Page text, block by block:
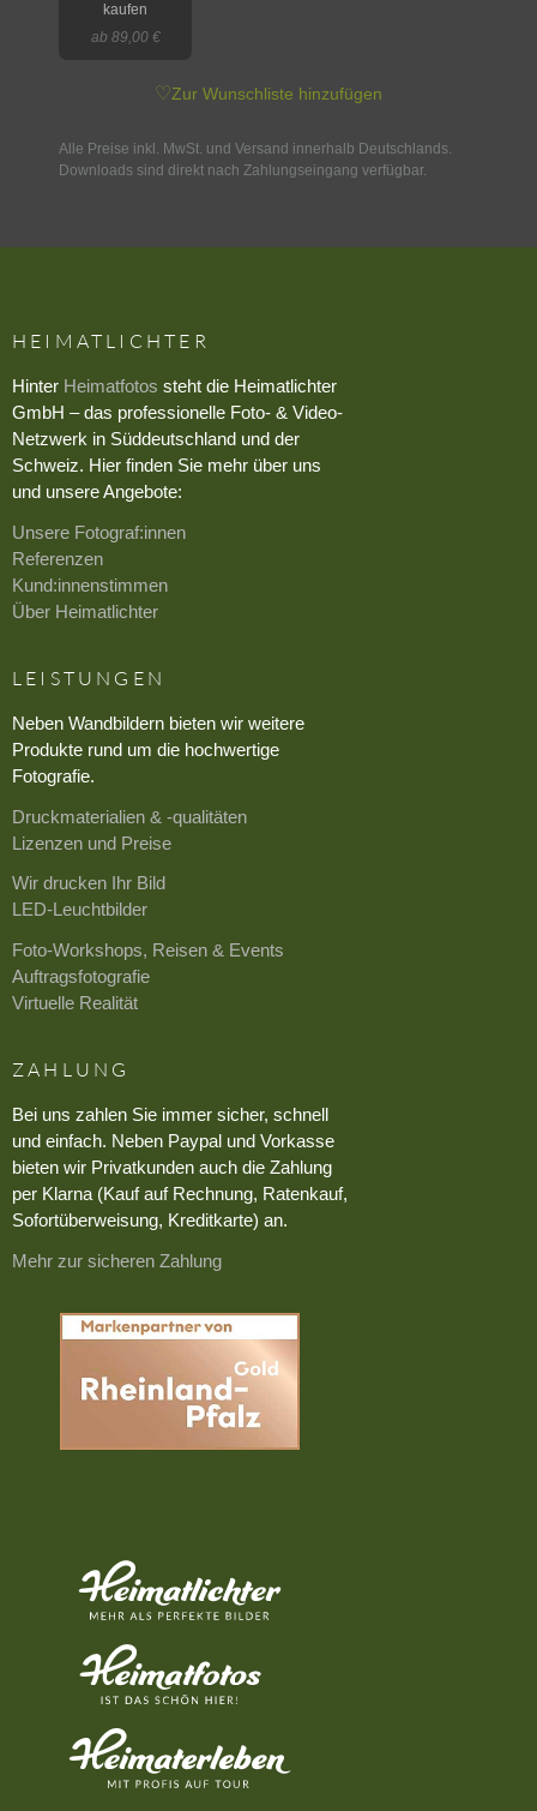
kaufen
ab 89,00 €
♡Zur Wunschliste hinzufügen
Alle Preise inkl. MwSt. und Versand innerhalb Deutschlands.
Downloads sind direkt nach Zahlungseingang verfügbar.
HEIMATLICHTER
Hinter Heimatfotos steht die Heimatlichter
GmbH – das professionelle Foto- & Video-
Netzwerk in Süddeutschland und der
Schweiz. Hier finden Sie mehr über uns
und unsere Angebote:
Unsere Fotograf:innen
Referenzen
Kund:innenstimmen
Über Heimatlichter
LEISTUNGEN
Neben Wandbildern bieten wir weitere
Produkte rund um die hochwertige
Fotografie.
Druckmaterialien & -qualitäten
Lizenzen und Preise
Wir drucken Ihr Bild
LED-Leuchtbilder
Foto-Workshops, Reisen & Events
Auftragsfotografie
Virtuelle Realität
ZAHLUNG
Bei uns zahlen Sie immer sicher, schnell
und einfach. Neben Paypal und Vorkasse
bieten wir Privatkunden auch die Zahlung
per Klarna (Kauf auf Rechnung, Ratenkauf,
Sofortüberweisung, Kreditkarte) an.
Mehr zur sicheren Zahlung